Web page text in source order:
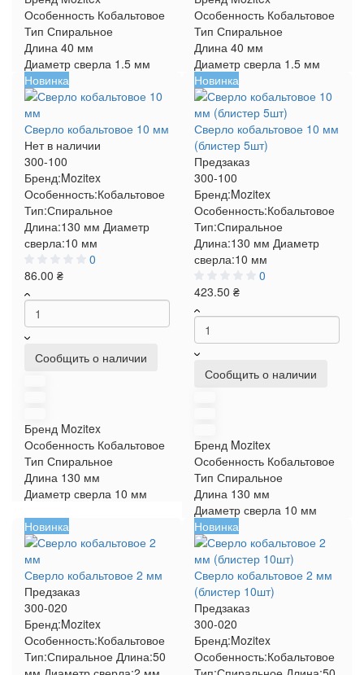
Особенность Кобальтовое
Тип Спиральное
Длина 40 мм
Диаметр сверла 1.5 мм
Особенность Кобальтовое
Тип Спиральное
Длина 40 мм
Диаметр сверла 1.5 мм
Новинка
Сверло кобальтовое 10 мм
Нет в наличии
300-100
Бренд:Mozitex
Особенность:Кобальтовое
Тип:Спиральное
Длина:130 мм Диаметр
сверла:10 мм
0
86.00 ₴
Сообщить о наличии
Бренд Mozitex
Особенность Кобальтовое
Тип Спиральное
Длина 130 мм
Диаметр сверла 10 мм
Новинка
Сверло кобальтовое 10 мм
(блистер 5шт)
Предзаказ
300-100
Бренд:Mozitex
Особенность:Кобальтовое
Тип:Спиральное
Длина:130 мм Диаметр
сверла:10 мм
0
423.50 ₴
Сообщить о наличии
Бренд Mozitex
Особенность Кобальтовое
Тип Спиральное
Длина 130 мм
Диаметр сверла 10 мм
Новинка
Сверло кобальтовое 2 мм
Предзаказ
300-020
Бренд:Mozitex
Особенность:Кобальтовое
Тип:Спиральное Длина:50
Новинка
Сверло кобальтовое 2 мм
(блистер 10шт)
Предзаказ
300-020
Бренд:Mozitex
Особенность:Кобальтовое